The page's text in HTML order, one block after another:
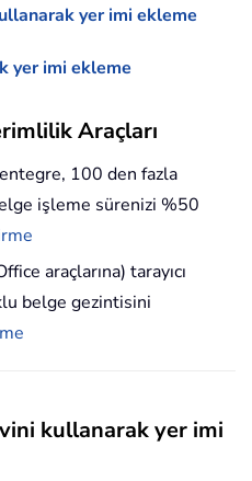
yer imi ekleme
yer imi ekleme
Araçları
100 den fazla
işleme sürenizi %50
araçlarına) tarayıcı
belge gezintisini
kullanarak yer imi